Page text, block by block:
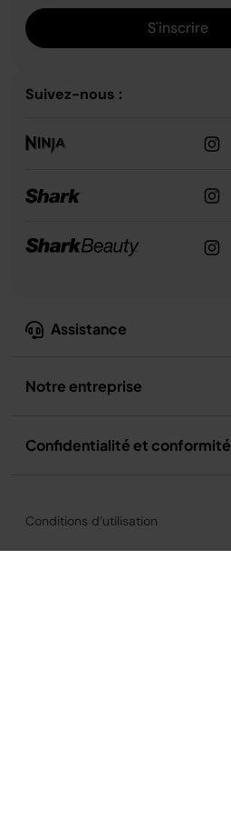
Assistance
Notre entreprise
Confidentialité et conformité
S'inscrire
Suivez-nous :
Conditions d’utilisation